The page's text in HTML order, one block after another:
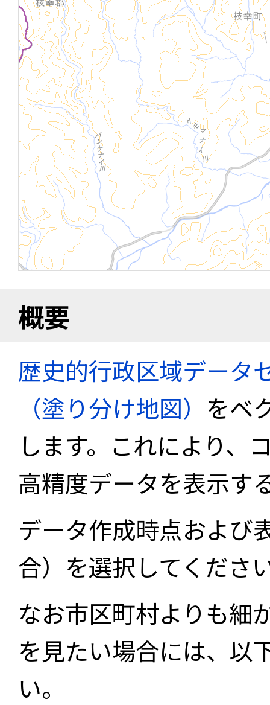
概要
歴史的行政区域データ
（塗り分け地図） をベ
します。これにより、
高精度データを表示す
データ作成時点および
合）を選択してくださ
なお市区町村よりも細
を見たい場合には、以
い。